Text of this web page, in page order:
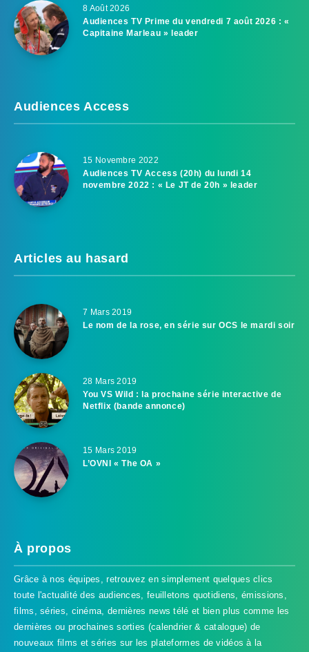
8 Août 2026
Audiences TV Prime du vendredi 7 août 2026 : «
Capitaine Marleau » leader
Audiences Access
15 Novembre 2022
Audiences TV Access (20h) du lundi 14
novembre 2022 : « Le JT de 20h » leader
Articles au hasard
7 Mars 2019
Le nom de la rose, en série sur OCS le mardi soir
28 Mars 2019
You VS Wild : la prochaine série interactive de
Netflix (bande annonce)
15 Mars 2019
L’OVNI « The OA »
À propos
Grâce à nos équipes, retrouvez en simplement quelques clics
toute l'actualité des audiences, feuilletons quotidiens, émissions,
films, séries, cinéma, dernières news télé et bien plus comme les
dernières ou prochaines sorties (calendrier & catalogue) de
nouveaux films et séries sur les plateformes de vidéos à la